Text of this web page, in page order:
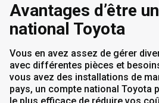
Avantages d’être
national Toyota
Vous en avez assez de gérer
avec différentes pièces et
vous avez des installations de
pays, un compte national Toyota